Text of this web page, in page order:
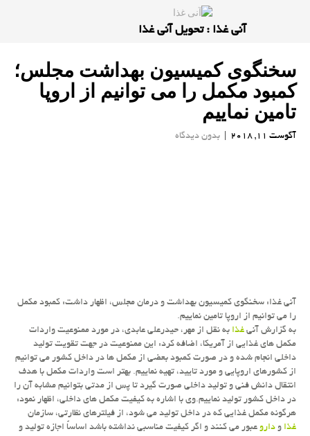
آنی غذا : تحویل آنی غذا
سخنگوی كمیسیون بهداشت مجلس؛
كمبود مكمل را می توانیم از اروپا
تامین نماییم
آگوست 11, 2018 | بدون دیدگاه
آنی غذا: سخنگوی كمیسیون بهداشت و درمان مجلس، اظهار داشت: كمبود مكمل
را می توانیم از اروپا تامین نماییم.
به گزارش آنیغذابه نقل از مهر، حیدرعلی عابدی، در مورد ممنوعیت واردات
مكمل های غذایی از آمریكا، اضافه كرد: این ممنوعیت در جهت تقویت تولید
داخلی انجام شده و در صورت كمبود بعضی از مكمل ها در داخل كشور می توانیم
از كشورهای اروپایی و مورد تایید، تهیه نماییم. بهتر است واردات مكمل با هدف
انتقال دانش فنی و تولید داخلی صورت گیرد تا پس از مدتی بتوانیم مشابه آن را
در داخل كشور تولید نماییم.وی با اشاره به كیفیت مكمل های داخلی، اظهار نمود:
هرگونه مكمل غذایی كه در داخل تولید می شود، از فیلترهای نظارتی، سازمان
غذاوداروعبور می كنند و اگر كیفیت مناسبی نداشته باشد اساساً اجازه تولید و